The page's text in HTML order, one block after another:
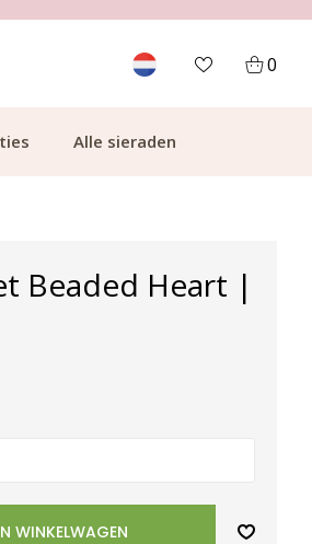
0
Alle sieraden
Beaded Heart |
WINKELWAGEN